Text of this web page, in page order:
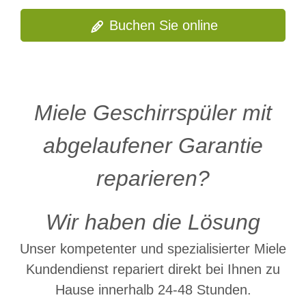
Buchen Sie online
Miele Geschirrspüler mit
abgelaufener Garantie
reparieren?
Wir haben die Lösung
Unser kompetenter und spezialisierter Miele
Kundendienst repariert direkt bei Ihnen zu
Hause innerhalb 24-48 Stunden.